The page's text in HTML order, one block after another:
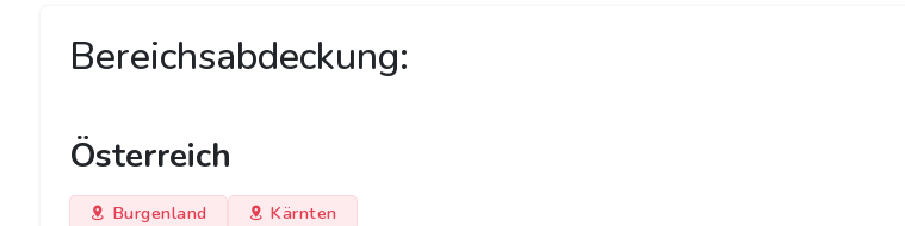
Bereichsabdeckung:
Österreich
Burgenland
Kärnten